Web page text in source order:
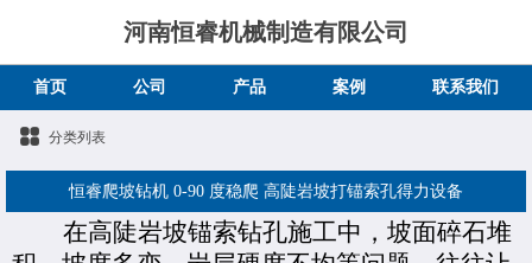
河南恒睿机械制造有限公司
首页 公司 产品 案例 联系我们
分类列表
恒睿爬坡钻机 0-90 度稳爬 高陡岩坡打锚索孔得力设备
在高陡岩坡锚索钻孔施工中，坡面碎石堆